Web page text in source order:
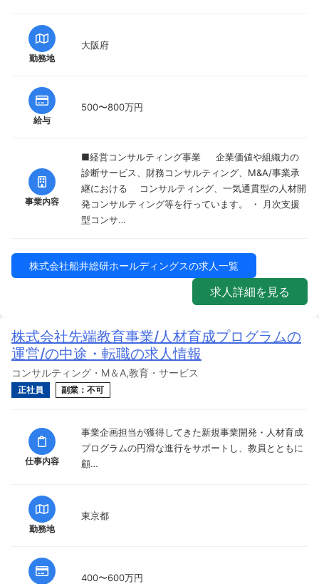
勤務地
大阪府
給与
500〜800万円
事業内容
■経営コンサルティング事業 企業価値や組織力の
診断サービス、財務コンサルティング、M&A/事業承
継における コンサルティング、一気通貫型の人材開
発コンサルティング等を行っています。 ・ 月次支援
型コンサ…
株式会社船井総研ホールディングスの求人一覧
求人詳細を見る
株式会社先端教育事業/人材育成プログラムの
運営/の中途・転職の求人情報
コンサルティング・M＆A,教育・サービス
正社員 副業：不可
仕事内容
事業企画担当が獲得してきた新規事業開発・人材育成
プログラムの円滑な進行をサポートし、教員とともに
顧…
勤務地
東京都
400〜600万円